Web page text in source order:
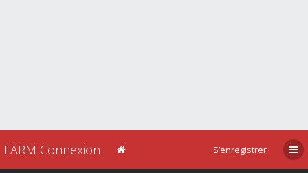
FARM Connexion S’enregistrer